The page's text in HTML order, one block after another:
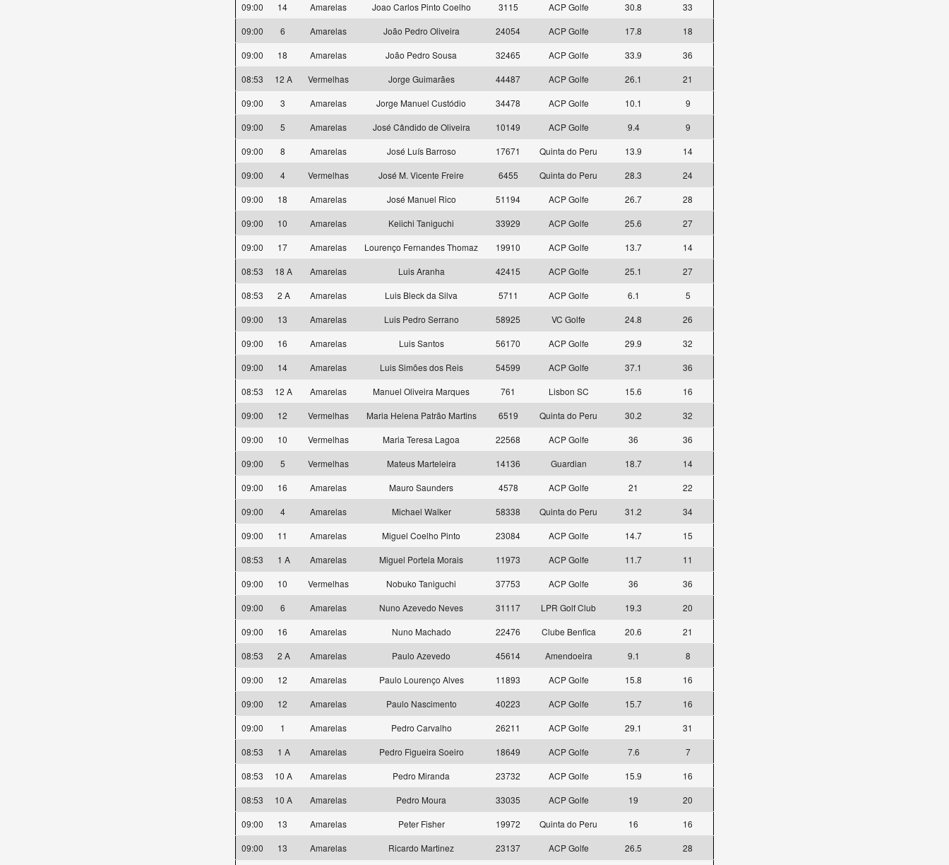
09:00
14 Amarelas Joao Carlos Pinto Coelho 3115 ACP Golfe 30.8
33
09:00
6 Amarelas João Pedro Oliveira 24054 ACP Golfe 17.8
18
09:00
18 Amarelas João Pedro Sousa 32465 ACP Golfe 33.9
36
08:53
12 A Vermelhas Jorge Guimarães 44487 ACP Golfe 26.1
21
09:00
3 Amarelas Jorge Manuel Custódio 34478 ACP Golfe 10.1
9
09:00
5 Amarelas José Cândido de Oliveira 10149 ACP Golfe 9.4
9
09:00
8 Amarelas José Luís Barroso 17671 Quinta do Peru 13.9
14
09:00
4 Vermelhas José M. Vicente Freire 6455 Quinta do Peru 28.3
24
09:00
18 Amarelas José Manuel Rico 51194 ACP Golfe 26.7
28
09:00
10 Amarelas Keiichi Taniguchi 33929 ACP Golfe 25.6
27
09:00
17 Amarelas Lourenço Fernandes Thomaz 19910 ACP Golfe 13.7
14
08:53
18 A Amarelas Luis Aranha 42415 ACP Golfe 25.1
27
08:53
2 A Amarelas Luis Bleck da Silva 5711 ACP Golfe 6.1
5
09:00
13 Amarelas Luis Pedro Serrano 58925 VC Golfe 24.8
26
09:00
16 Amarelas Luis Santos 56170 ACP Golfe 29.9
32
09:00
14 Amarelas Luis Simões dos Reis 54599 ACP Golfe 37.1
36
08:53
12 A Amarelas Manuel Oliveira Marques 761 Lisbon SC 15.6
16
09:00
12 Vermelhas Maria Helena Patrão Martins 6519 Quinta do Peru 30.2
32
09:00
10 Vermelhas Maria Teresa Lagoa 22568 ACP Golfe 36
36
09:00
5 Vermelhas Mateus Marteleira 14136 Guardian 18.7
14
09:00
16 Amarelas Mauro Saunders 4578 ACP Golfe 21
22
09:00
4 Amarelas Michael Walker 58338 Quinta do Peru 31.2
34
09:00
11 Amarelas Miguel Coelho Pinto 23084 ACP Golfe 14.7
15
08:53
1 A Amarelas Miguel Portela Morais 11973 ACP Golfe 11.7
11
09:00
10 Vermelhas Nobuko Taniguchi 37753 ACP Golfe 36
36
09:00
6 Amarelas Nuno Azevedo Neves 31117 LPR Golf Club 19.3
20
09:00
16 Amarelas Nuno Machado 22476 Clube Benfica 20.6
21
08:53
2 A Amarelas Paulo Azevedo 45614 Amendoeira 9.1
8
09:00
12 Amarelas Paulo Lourenço Alves 11893 ACP Golfe 15.8
16
09:00
12 Amarelas Paulo Nascimento 40223 ACP Golfe 15.7
16
09:00
1 Amarelas Pedro Carvalho 26211 ACP Golfe 29.1
31
08:53
1 A Amarelas Pedro Figueira Soeiro 18649 ACP Golfe 7.6
7
08:53
10 A Amarelas Pedro Miranda 23732 ACP Golfe 15.9
16
08:53
10 A Amarelas Pedro Moura 33035 ACP Golfe 19
20
09:00
13 Amarelas Peter Fisher 19972 Quinta do Peru 16
16
09:00
13 Amarelas Ricardo Martinez 23137 ACP Golfe 26.5 28